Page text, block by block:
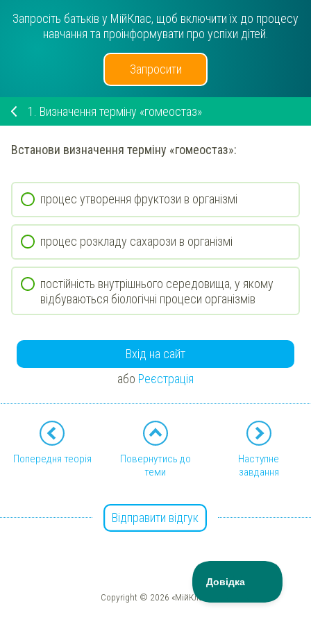
Запросіть батьків у МійКлас, щоб включити їх до процесу
навчання та проінформувати про успіхи дітей.
Запросити
1. Визначення терміну «гомеостаз»
Встанови визначення терміну «гомеостаз»:
процес утворення фруктози в організмі
процес розкладу сахарози в організмі
постійність внутрішнього середовища, у якому
відбуваються біологічні процеси організмів
Вхід на сайт
або Реєстрація
Попередня теорія
Повернутись до
теми
Наступне
завдання
Відправити відгук
Copyright © 2026 «МійКлас»